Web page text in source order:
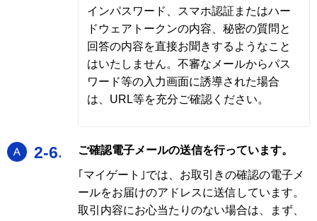
インパスワード、スマホ認証またはハー
ドウェアトークンの内容、秘密の質問と
回答の内容を直接お聞きするようなこと
はいたしません。不審なメールからパス
ワード等の入力画面に誘導された場合
は、URL等を充分ご確認ください。
A
2-6 ご確認電子メールの送信を行っています。
｢マイゲート｣では、お取引きの確認の電子メ
ールをお届けのアドレスに送信しています。
取引内容にお心当たりのない場合は、まず、